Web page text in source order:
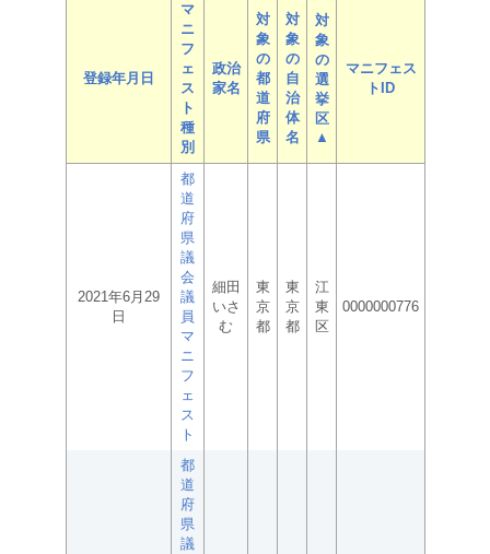
登録年月日
マ
ニ
フ
ェ
ス
ト
種
別
政治
家名
対
象
の
都
道
府
県
対
象
の
自
治
体
名
対
象
の
選
挙
区
▲
マニフェス
トID
2021年6月29
日
都
道
府
県
議
会
議
員
マ
ニ
フ
ェ
ス
ト
細田
いさ
む
東
京
都
東
京
都
江
東
区
0000000776
都
道
府
県
議